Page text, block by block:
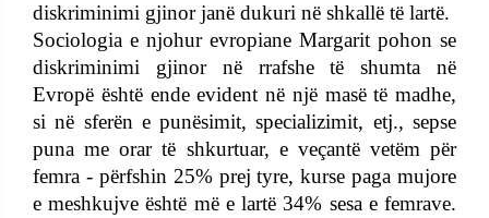
diskriminimi gjinor janë dukuri në shkallë të lartë.
Sociologia e njohur evropiane Margarit pohon se
diskriminimi gjinor në rrafshe të shumta në
Evropë është ende evident në një masë të madhe,
si në sferën e punësimit, specializimit, etj., sepse
puna me orar të shkurtuar, e veçantë vetëm për
femra - përfshin 25% prej tyre, kurse paga mujore
e meshkujve është më e lartë 34% sesa e femrave.